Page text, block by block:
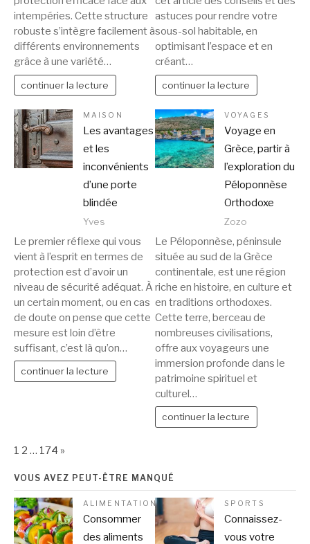
intempéries. Cette structure
robuste s’intègre facilement à
différents environnements
grâce à une variété…
continuer la lecture
astuces pour rendre votre
sous-sol habitable, en
optimisant l’espace et en
créant…
continuer la lecture
MAISON
Les avantages
et les
inconvénients
d’une porte
blindée
Yves
Le premier réflexe qui vous
vient à l’esprit en termes de
protection est d’avoir un
niveau de sécurité adéquat. À
un certain moment, ou en cas
de doute on pense que cette
mesure est loin d’être
suffisant, c’est là qu’on…
continuer la lecture
VOYAGES
Voyage en
Grèce, partir à
l’exploration du
Péloponnèse
Orthodoxe
Zozo
Le Péloponnèse, péninsule
située au sud de la Grèce
continentale, est une région
riche en histoire, en culture et
en traditions orthodoxes.
Cette terre, berceau de
nombreuses civilisations,
offre aux voyageurs une
immersion profonde dans le
patrimoine spirituel et
culturel…
continuer la lecture
Page:
1 2 … 174 Next
»
VOUS AVEZ PEUT-ÊTRE MANQUÉ
ALIMENTATION
Consommer
des aliments
SPORTS
Connaissez-
vous votre